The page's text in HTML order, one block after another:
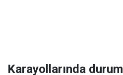
Karayollarında durum